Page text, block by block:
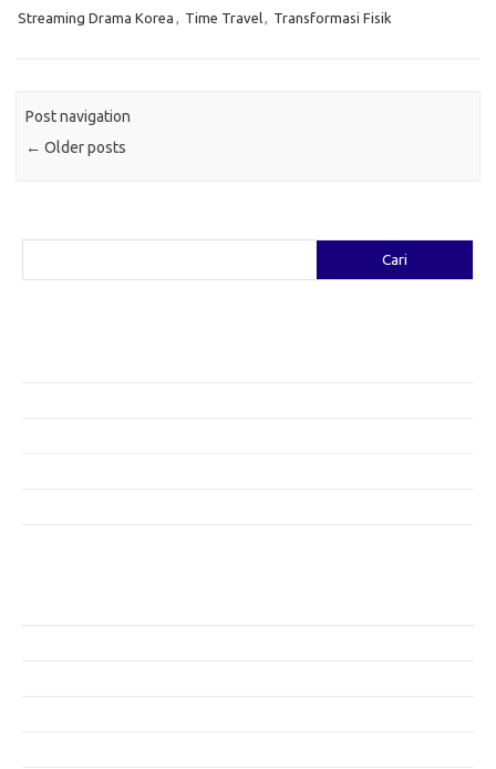
Streaming Drama Korea , Time Travel, Transformasi Fisik
Post navigation
← Older posts
Cari